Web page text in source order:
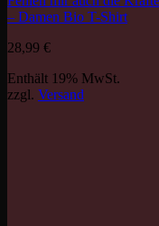
– Damen Bio T-Shirt
28,99 €
Enthält 19% MwSt.
zzgl. Versand